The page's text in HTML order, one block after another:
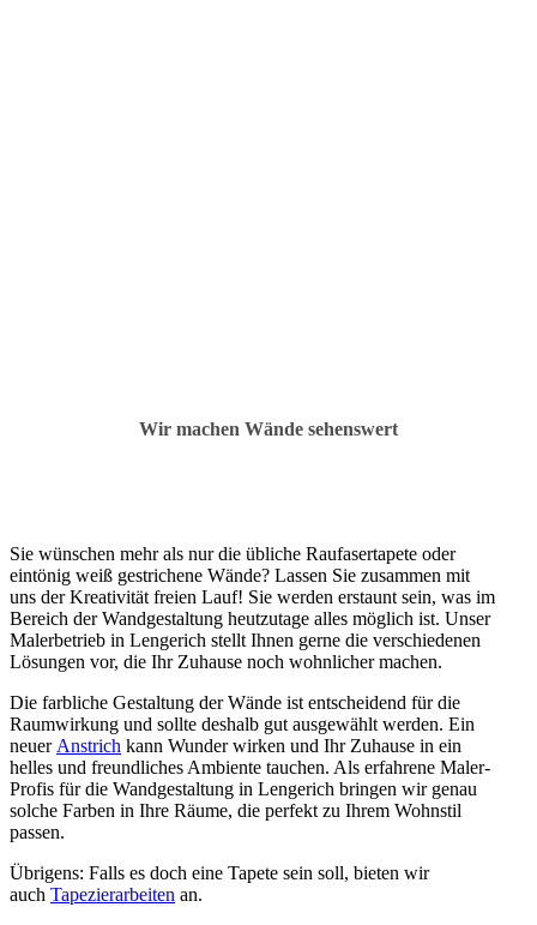
Wir machen Wände sehenswert
Sie wünschen mehr als nur die übliche Raufasertapete oder
eintönig weiß gestrichene Wände? Lassen Sie zusammen mit
uns der Kreativität freien Lauf! Sie werden erstaunt sein, was im
Bereich der Wandgestaltung heutzutage alles möglich ist. Unser
Malerbetrieb in Lengerich stellt Ihnen gerne die verschiedenen
Lösungen vor, die Ihr Zuhause noch wohnlicher machen.
Die farbliche Gestaltung der Wände ist entscheidend für die
Raumwirkung und sollte deshalb gut ausgewählt werden. Ein
neuer Anstrich kann Wunder wirken und Ihr Zuhause in ein
helles und freundliches Ambiente tauchen. Als erfahrene Maler-
Profis für die Wandgestaltung in Lengerich bringen wir genau
solche Farben in Ihre Räume, die perfekt zu Ihrem Wohnstil
passen.
Übrigens: Falls es doch eine Tapete sein soll, bieten wir
auch Tapezierarbeiten an.